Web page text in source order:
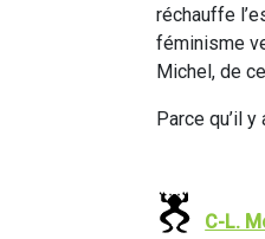
réchauffe
féminisme
Michel, de
Parce qu’il
C-L.